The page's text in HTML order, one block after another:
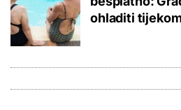
ohladiti